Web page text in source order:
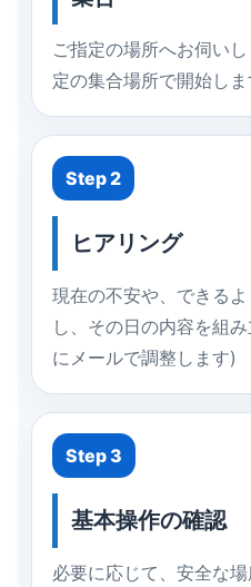
ご指定の場所へお伺い
定の集合場所で開始しま
Step 2
ヒアリング
現在の不安や、できる
し、その日の内容を組
にメールで調整します)
Step 3
基本操作の確認
必要に応じて、安全な